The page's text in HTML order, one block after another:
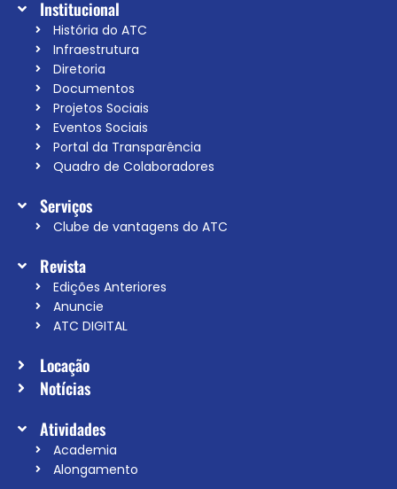
Institucional
História do ATC
Infraestrutura
Diretoria
Documentos
Projetos Sociais
Eventos Sociais
Portal da Transparência
Quadro de Colaboradores
Serviços
Clube de vantagens do ATC
Revista
Edições Anteriores
Anuncie
ATC DIGITAL
Locação
Notícias
Atividades
Academia
Alongamento